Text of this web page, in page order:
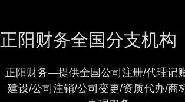
正阳财务全国分支机构
正阳财务—提供全国公司注册/代理记
建设/公司注销/公司变更/资质代办/商